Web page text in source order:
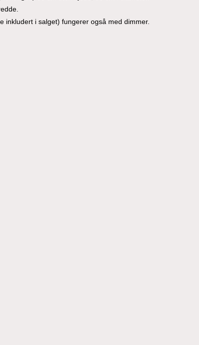
i salget) fungerer også med dimmer.